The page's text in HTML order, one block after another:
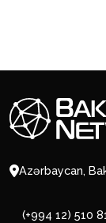
Azərbaycan,
(+994 12) 510